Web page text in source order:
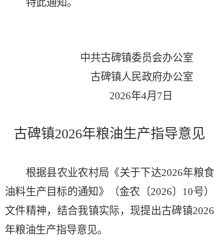
中共古碑镇委员会办公室
古碑镇人民政府办公室
2026年4月 7 日
古碑镇2026年粮油生产指导意见
根据县农业农村局《关于下达2026年粮食
油料生产目标的通知》（金农〔2026〕 10号）
文件精神，结合我镇实际，现提出古碑镇2026
年粮油生产指导意见。